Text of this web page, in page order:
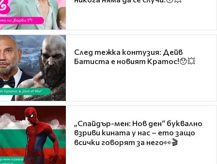
След тежка контузия: Дейв
Батиста е новият Кратос!😯💥
„Спайдър-мен: Нов ден“ буквално
взриви кината у нас – ето защо
всички говорят за него👀🎬